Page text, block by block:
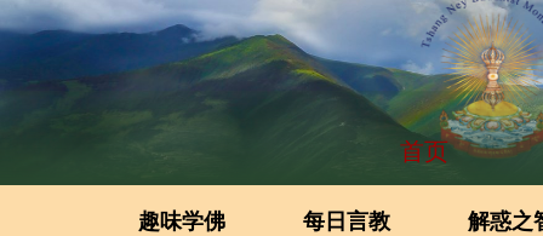
首页
趣味学佛 每日言教 解惑之